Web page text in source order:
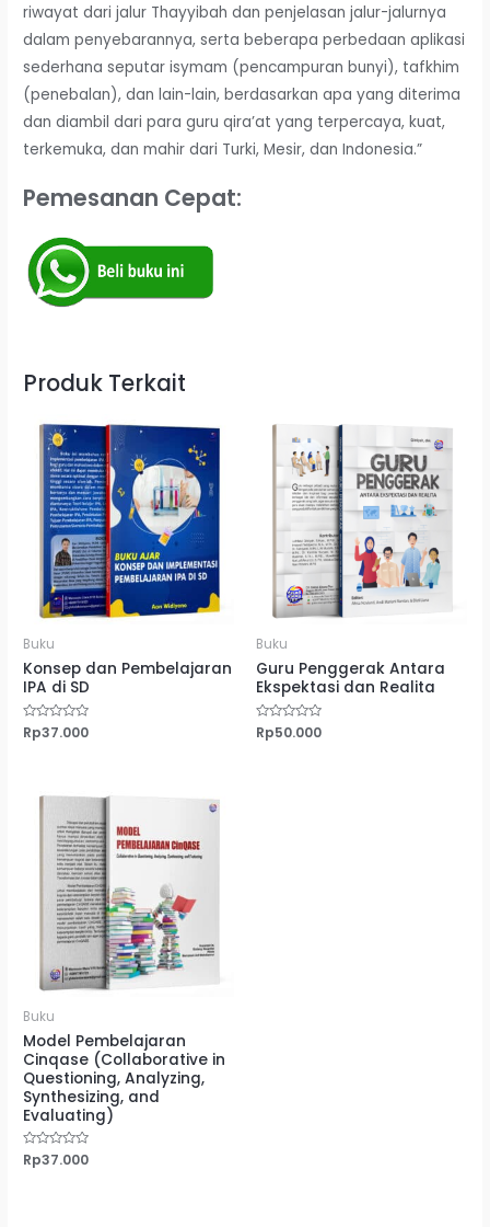
riwayat dari jalur Thayyibah dan penjelasan jalur-jalurnya
dalam penyebarannya, serta beberapa perbedaan aplikasi
sederhana seputar isymam (pencampuran bunyi), tafkhim
(penebalan), dan lain-lain, berdasarkan apa yang diterima
dan diambil dari para guru qira’at yang terpercaya, kuat,
terkemuka, dan mahir dari Turki, Mesir, dan Indonesia.”
Pemesanan Cepat:
Produk Terkait
Buku
Konsep dan Pembelajaran
IPA di SD
Dinilai
0
Rp37.000
Buku
Guru Penggerak Antara
Ekspektasi dan Realita
Dinilai
0
Rp50.000
Buku
Model Pembelajaran
Cinqase (Collaborative in
Questioning, Analyzing,
Synthesizing, and
Evaluating)
Dinilai
0
Rp37.000